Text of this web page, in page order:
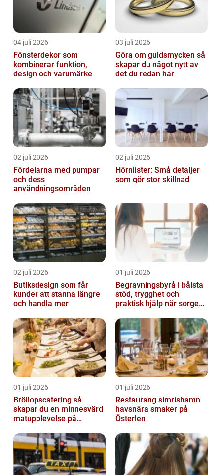
04 juli 2026
Fönsterdekor som
kombinerar funktion,
design och varumärke
03 juli 2026
Göra om guldsmycken så
skapar du något nytt av
det du redan har
02 juli 2026
Fördelarna med pumpar
och dess
användningsområden
02 juli 2026
Hörnlister: Små detaljer
som gör stor skillnad
02 juli 2026
Butiksdesign som får
kunder att stanna längre
och handla mer
01 juli 2026
Begravningsbyrå i bålsta
stöd, trygghet och
praktisk hjälp när sorgen
01 juli 2026
Bröllopscatering så
skapar du en minnesvärd
matupplevelse på
01 juli 2026
Restaurang simrishamn
havsnära smaker på
Österlen